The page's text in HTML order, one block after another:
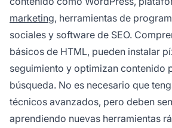
marketing, herramientas de
sociales y software de SEO.
básicos de HTML, pueden instalar
seguimiento y optimizan contenido
búsqueda. No es necesario que
técnicos avanzados, pero deben
aprendiendo nuevas herramientas